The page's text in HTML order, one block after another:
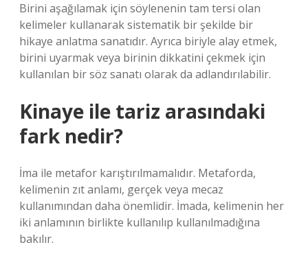
Birini aşağılamak için söylenenin tam tersi olan
kelimeler kullanarak sistematik bir şekilde bir
hikaye anlatma sanatıdır. Ayrıca biriyle alay etmek,
birini uyarmak veya birinin dikkatini çekmek için
kullanılan bir söz sanatı olarak da adlandırılabilir.
Kinaye ile tariz arasındaki
fark nedir?
İma ile metafor karıştırılmamalıdır. Metaforda,
kelimenin zıt anlamı, gerçek veya mecaz
kullanımından daha önemlidir. İmada, kelimenin her
iki anlamının birlikte kullanılıp kullanılmadığına
bakılır.